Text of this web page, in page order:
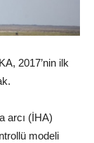
2017’nin ilk
arcı (İHA)
modeli